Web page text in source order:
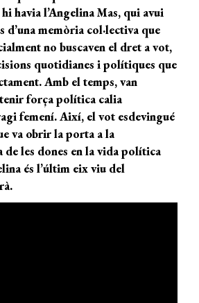
hi havial’AngelinaMas, qui avui
d’unamemòria col·lectiva que
no buscaven el dret a vot,
quotidianes i polítiques que
Amb el temps, van
força política calia
femení. Així, el vot esdevingué
va obrir la porta a la
les dones en la vida política
és l’últim eix viu del
.